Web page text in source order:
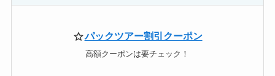
パックツアー割引クーポン
高額クーポンは要チェック！